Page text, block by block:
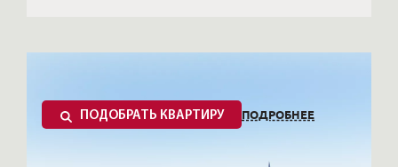
ПОДОБРАТЬ КВАРТИРУ ПОДРОБНЕЕ